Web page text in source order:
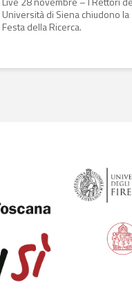
Università di Siena chiudono la
Festa della Ricerca.